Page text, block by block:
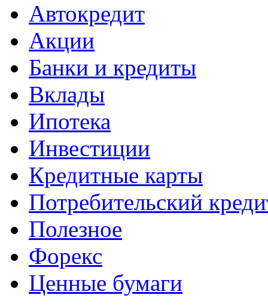
Автокредит
Акции
Банки и кредиты
Вклады
Ипотека
Инвестиции
Кредитные карты
Потребительский
Полезное
Форекс
Ценные бумаги